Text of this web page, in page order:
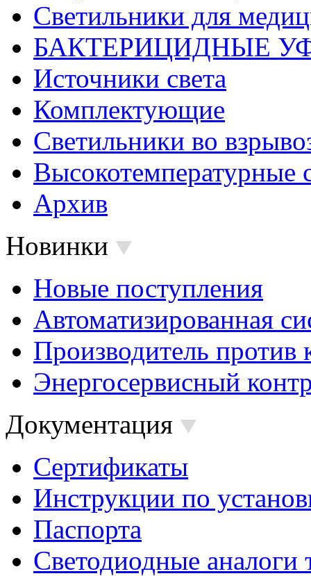
Светильники для
БАКТЕРИЦИДНЫЕ
Источники света
Комплектующие
Светильники во
Высокотемпературные
Архив
Новинки
Новые поступления
Автоматизированная
Производитель против
Энергосервисный
Документация
Сертификаты
Инструкции по
Паспорта
Светодиодные аналоги